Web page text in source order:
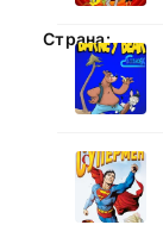
Страна: